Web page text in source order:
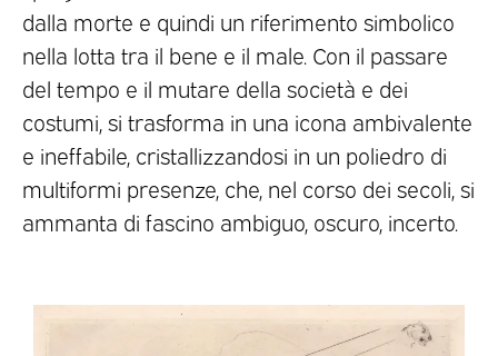
dalla morte e quindi un riferimento simbolico
nella lotta tra il bene e il male. Con il passare
del tempo e il mutare della società e dei
costumi, si trasforma in una icona ambivalente
e ineffabile, cristallizzandosi in un poliedro di
multiformi presenze, che, nel corso dei secoli, si
ammanta di fascino ambiguo, oscuro, incerto.